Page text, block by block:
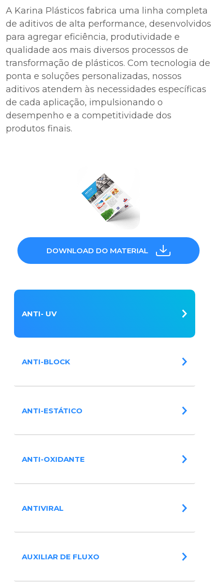
A Karina Plásticos fabrica uma linha completa
de aditivos de alta performance, desenvolvidos
para agregar eficiência, produtividade e
qualidade aos mais diversos processos de
transformação de plásticos. Com tecnologia de
ponta e soluções personalizadas, nossos
aditivos atendem às necessidades específicas
de cada aplicação, impulsionando o
desempenho e a competitividade dos
produtos finais.
DOWNLOAD DO MATERIAL
ANTI- UV
ANTI-BLOCK
ANTI-ESTÁTICO
ANTI-OXIDANTE
ANTIVIRAL
AUXILIAR DE FLUXO